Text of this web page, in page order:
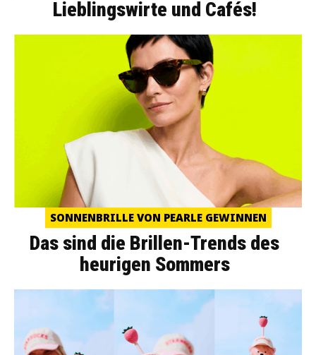
Lieblingswirte und Cafés!
SONNENBRILLE VON PEARLE GEWINNEN
Das sind die Brillen-Trends des
heurigen Sommers